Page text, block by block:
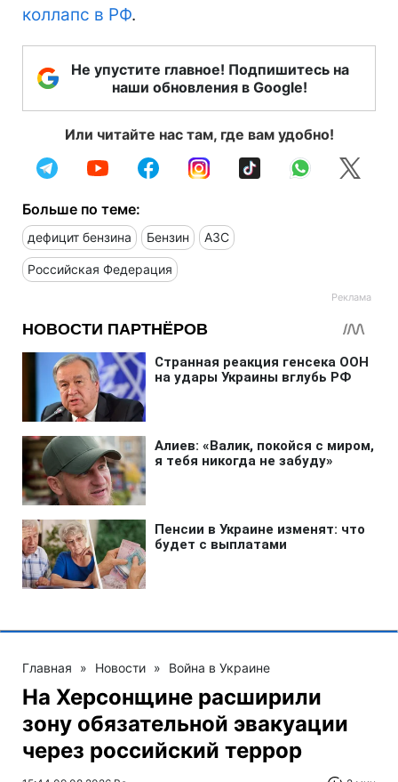
коллапс в РФ.
Не упустите главное! Подпишитесь на
наши обновления в Google!
Или читайте нас там, где вам удобно!
Больше по теме:
дефицит бензина Бензин АЗС
Российская Федерация
Главная » Новости » Война в Украине
На Херсонщине расширили
зону обязательной эвакуации
через российский террор